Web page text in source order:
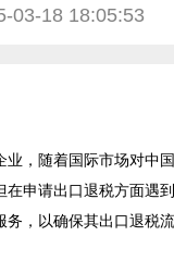
03-18 18:05:53
业，随着国际市场对中
在申请出口退税方面遇
务，以确保其出口退税